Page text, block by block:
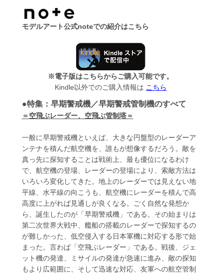
モデルアート公式noteでの紹介はこちら
※電子版はこちらからご購入可能です。
Kindle以外でのご購入情報は こちら
●特集：早期警戒機／早期警戒管制機のすべて
＝空飛ぶレーダー、空飛ぶ管制塔＝
一般に早期警戒機といえば、大きな円盤型のレーダーア
ンテナを積んだ航空機を、誰もが想像するだろう。敵を
真っ先に探知することは戦術上、最も優位になるわけ
で、航空機の登場、レーダーの登場により、索敵方法は
いろいろ変化してきた。地上のレーダーでは見えない地
平線、水平線の向こうも、航空機にレーダーを積んで高
高度に上がれば見通しが良くなる。ごく自然な発想か
ら、誕生したのが「早期警戒機」である。その始まりは
第二次世界大戦中、艦船の搭載のレーダーで探知するの
が難しかった、低空侵入する日本軍機に対応する形で始
まった。言わば「空飛ぶレーダー」である。戦後、ジェ
ット機の発達、ミサイルの発達が急速に進み、敵の探知
もより広範囲に、そして迅速な対応、友軍への航空管制